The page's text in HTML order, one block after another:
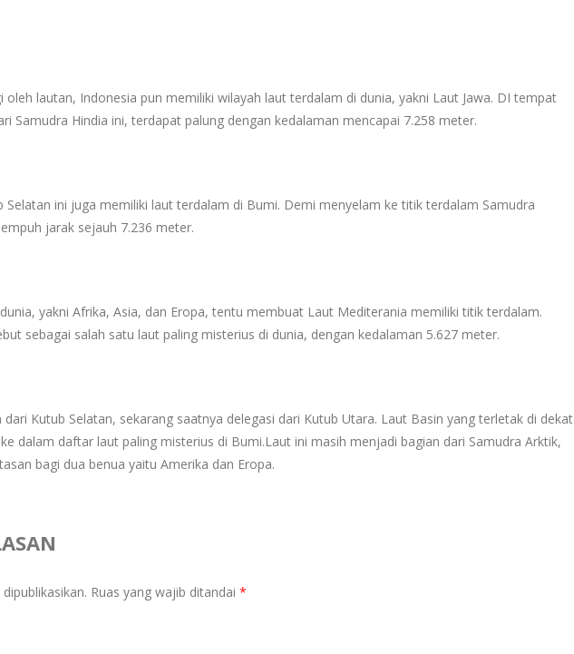
oleh lautan, Indonesia pun memiliki wilayah laut terdalam di dunia, yakni Laut Jawa. DI tempat
Samudra Hindia ini, terdapat palung dengan kedalaman mencapai 7.258 meter.
Selatan ini juga memiliki laut terdalam di Bumi. Demi menyelam ke titik terdalam Samudra
jarak sejauh 7.236 meter.
yakni Afrika, Asia, dan Eropa, tentu membuat Laut Mediterania memiliki titik terdalam.
sebagai salah satu laut paling misterius di dunia, dengan kedalaman 5.627 meter.
dari Kutub Selatan, sekarang saatnya delegasi dari Kutub Utara. Laut Basin yang terletak di dekat
dalam daftar laut paling misterius di Bumi.Laut ini masih menjadi bagian dari Samudra Arktik,
bagi dua benua yaitu Amerika dan Eropa.
Ruas yang wajib ditandai *